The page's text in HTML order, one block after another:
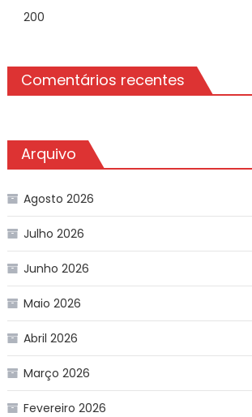
200
Comentários recentes
Arquivo
Agosto 2026
Julho 2026
Junho 2026
Maio 2026
Abril 2026
Março 2026
Fevereiro 2026